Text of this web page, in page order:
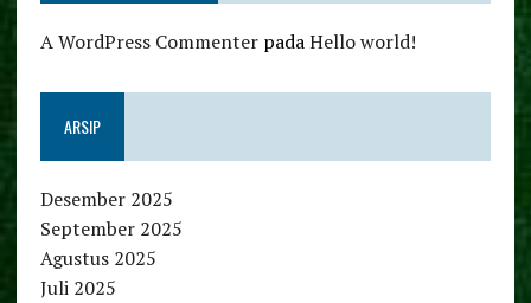
A WordPress CommenterpadaHello world!
ARSIP
Desember 2025
September 2025
Agustus 2025
Juli 2025